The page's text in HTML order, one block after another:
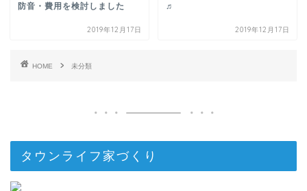
防音・費用を検討しました
2019年12月17日
♬
2019年12月17日
HOME 未分類
タウンライフ家づくり